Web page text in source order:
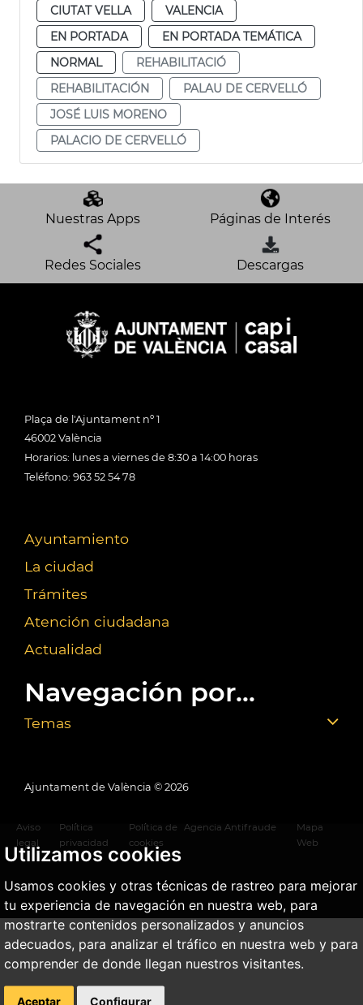
Utilizamos cookies
Usamos cookies y otras técnicas de rastreo para mejorar
tu experiencia de navegación en nuestra web, para
mostrarte contenidos personalizados y anuncios
adecuados, para analizar el tráfico en nuestra web y para
comprender de donde llegan nuestros visitantes.
Aceptar Configurar
CIUTAT VELLA
VALENCIA
EN PORTADA
EN PORTADA TEMÁTICA
NORMAL
REHABILITACIÓ
REHABILITACIÓN
PALAU DE CERVELLÓ
JOSÉ LUIS MORENO
PALACIO DE CERVELLÓ
Nuestras Apps Páginas de Interés
Redes Sociales Descargas
Plaça de l'Ajuntament nº 1
46002 València
Horarios: lunes a viernes de 8:30 a 14:00 horas
Teléfono: 963 52 54 78
Ayuntamiento
La ciudad
Trámites
Atención ciudadana
Actualidad
Navegación por...
Temas
Ajuntament de València © 2026
Aviso
legal
Política
privacidad
Política de
cookies
Agencia Antifraude
Mapa
Web